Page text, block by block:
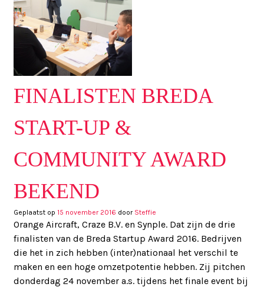
FINALISTEN BREDA
START-UP &
COMMUNITY AWARD
BEKEND
Geplaatst op 15 november 2016 door Steffie
Orange Aircraft, Craze B.V. en Synple. Dat zijn de drie
finalisten van de Breda Startup Award 2016. Bedrijven
die het in zich hebben (inter)nationaal het verschil te
maken en een hoge omzetpotentie hebben. Zij pitchen
donderdag 24 november a.s. tijdens het finale event bij